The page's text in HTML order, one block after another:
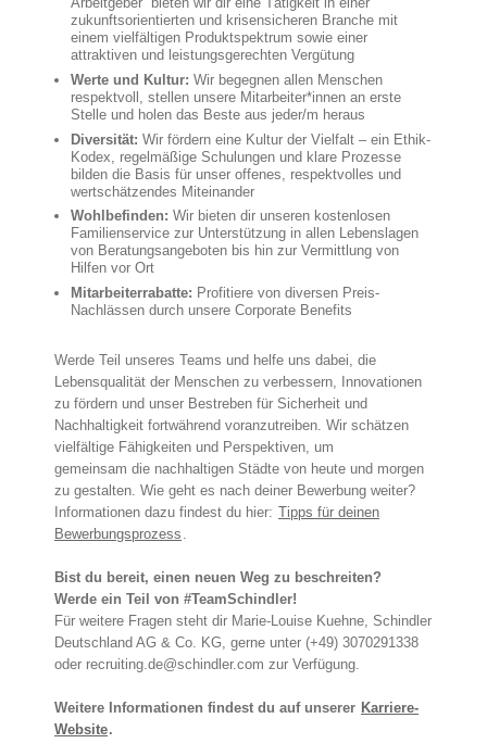
zukunftsorientierten und krisensicheren Branche mit
einem vielfältigen Produktspektrum sowie einer
attraktiven und leistungsgerechten Vergütung
Werte und Kultur: Wir begegnen allen Menschen
respektvoll, stellen unsere Mitarbeiter*innen an erste
Stelle und holen das Beste aus jeder/m heraus
Diversität: Wir fördern eine Kultur der Vielfalt – ein Ethik-
Kodex, regelmäßige Schulungen und klare Prozesse
bilden die Basis für unser offenes, respektvolles und
wertschätzendes Miteinander
Wohlbefinden: Wir bieten dir unseren kostenlosen
Familienservice zur Unterstützung in allen Lebenslagen
von Beratungsangeboten bis hin zur Vermittlung von
Hilfen vor Ort
Mitarbeiterrabatte: Profitiere von diversen Preis-
Nachlässen durch unsere Corporate Benefits
Werde Teil unseres Teams und helfe uns dabei, die
Lebensqualität der Menschen zu verbessern, Innovationen
zu fördern und unser Bestreben für Sicherheit und
Nachhaltigkeit fortwährend voranzutreiben. Wir schätzen
vielfältige Fähigkeiten und Perspektiven, um
gemeinsam die nachhaltigen Städte von heute und morgen
zu gestalten. Wie geht es nach deiner Bewerbung weiter?
Informationen dazu findest du hier: Tipps für deinen
Bewerbungsprozess
Bist du bereit, einen neuen Weg zu beschreiten?
Werde ein Teil von #TeamSchindler!
Für weitere Fragen steht dir Marie-Louise Kuehne, Schindler
Deutschland AG & Co. KG, gerne unter (+49) 3070291338
oder recruiting.de@schindler.com zur Verfügung.
Weitere Informationen findest du auf unserer Karriere-
Website.